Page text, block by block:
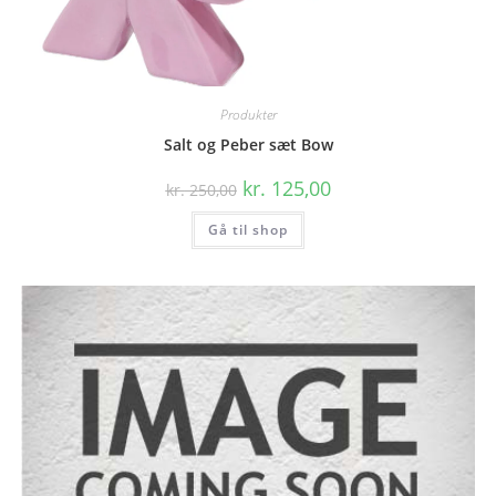
Produkter
Salt og Peber sæt Bow
kr.250,00 Den
oprindelige
pris
var:
kr. 250,00.
kr. 125,00Den
aktuelle
Gå til shop